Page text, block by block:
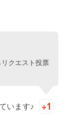
リクエスト投票
います♪